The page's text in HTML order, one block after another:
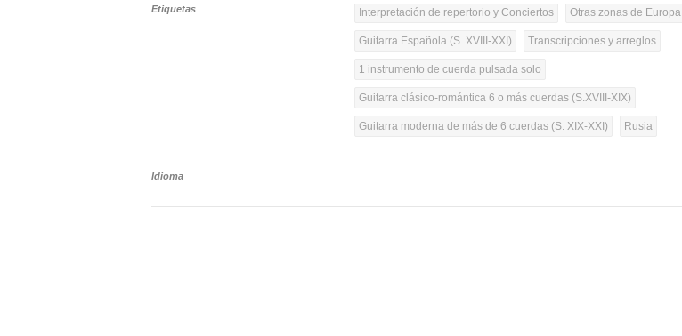
Etiquetas Interpretación de repertorio y Conciertos Otras zonas de Europa
Guitarra Española (S. XVIII-XXI) Transcripciones y arreglos
1 instrumento de cuerda pulsada solo
Guitarra clásico-romántica 6 o más cuerdas (S.XVIII-XIX)
Guitarra moderna de más de 6 cuerdas (S. XIX-XXI) Rusia
Idioma